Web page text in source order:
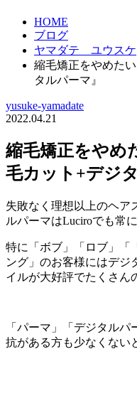
HOME
ブログ
ヤマダテ ユウスケ
縮毛矯正をやめた
タルパーマ』
yusuke-yamadate
2022.04.21
縮毛矯正をやめ
毛カット+デジ
失敗なく理想以上のヘア
ルパーマはLuciroでも常
特に「ボブ」「ロブ」「
ング」のお客様にはデジ
イルが大好評でたくさん
「パーマ」「デジタル
抗がある方も少なくない